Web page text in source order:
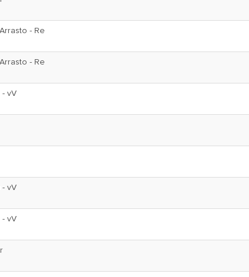
- Re
- Re
- vV
- vV
- vV